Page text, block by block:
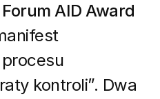
Forum AID Award
kontroli”. Dwa